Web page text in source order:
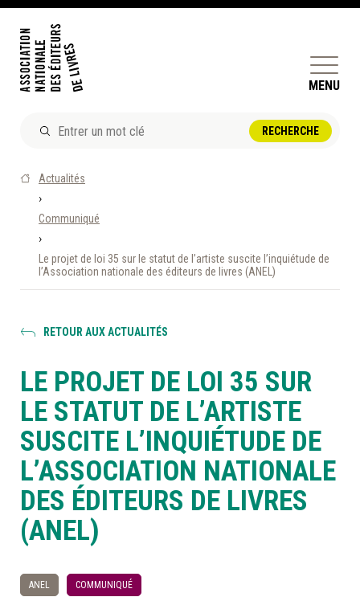
MENU
DOSSIERS ET ENJEUX
ÊTRE ÉDITEUR·TRICE
PERFECTIONNEMENT
ET SERVICES AUX MEMBRES
À LA POINTE DE LA PROFESSION
À PROPOS DEVENIR MEMBRE NOUS JOINDRE
Actualités
›
Communiqué
›
Le projet de loi 35 sur le statut de l’artiste suscite l’inquiétude de
l’Association nationale des éditeurs de livres (ANEL)
RETOUR AUX ACTUALITÉS
LE PROJET DE LOI 35 SUR
LE STATUT DE L’ARTISTE
SUSCITE L’INQUIÉTUDE DE
L’ASSOCIATION NATIONALE
DES ÉDITEURS DE LIVRES
(ANEL)
ANEL COMMUNIQUÉ